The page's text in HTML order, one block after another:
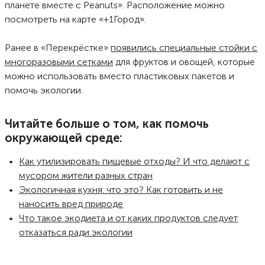
планете вместе с Peanuts». Расположение можно
посмотреть на карте «+1Город».
Ранее в «Перекрёстке» появились специальные стойки с
многоразовыми сетками для фруктов и овощей, которые
можно использовать вместо пластиковых пакетов и
помочь экологии.
Читайте больше о том, как помочь
окружающей среде:
Как утилизировать пищевые отходы? И что делают с
мусором жители разных стран
Экологичная кухня: что это? Как готовить и не
наносить вред природе
Что такое экодиета и от каких продуктов следует
отказаться ради экологии